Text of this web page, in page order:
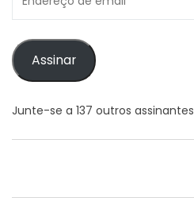
de
Assinar
Junte-se a 137 outros assinantes